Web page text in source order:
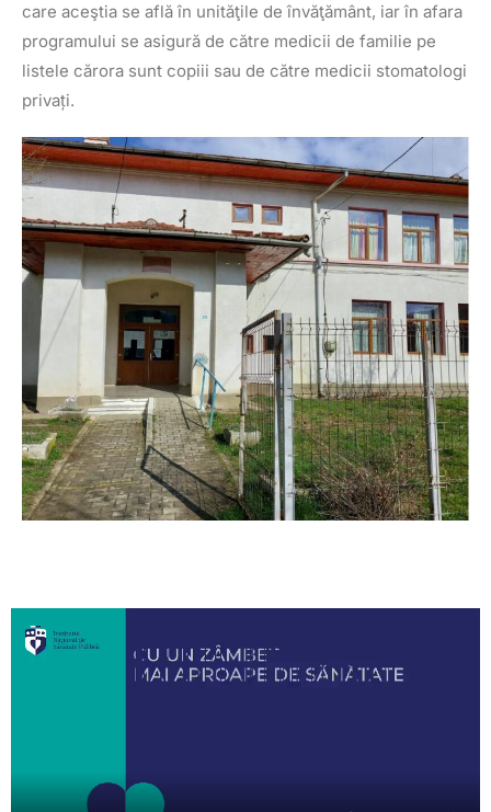
care aceştia se află în unităţile de învăţământ, iar în afara
programului se asigură de către medicii de familie pe
listele cărora sunt copiii sau de către medicii stomatologi
privați.